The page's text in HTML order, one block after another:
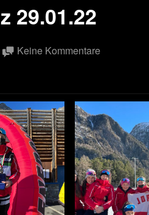
29.01.22
Keine Kommentarezu
Luftgewehr
–
Bionaz
29.01.22